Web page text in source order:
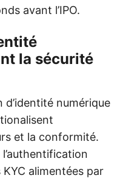
avant l’IPO.
la sécurité
numérique
et la conformité.
alimentées par